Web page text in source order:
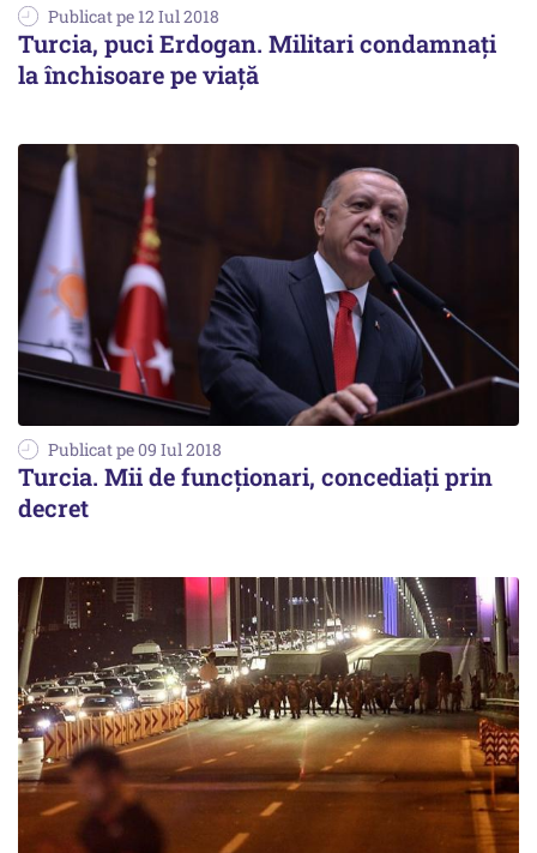
Publicat pe 12 Iul 2018
Turcia, puci Erdogan. Militari condamnați
la închisoare pe viață
Publicat pe 09 Iul 2018
Turcia. Mii de funcționari, concediați prin
decret